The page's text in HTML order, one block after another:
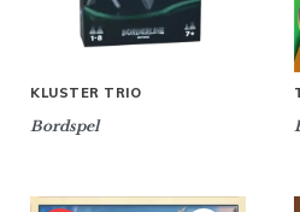
KLUSTER TRIO
Bordspel